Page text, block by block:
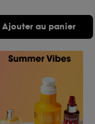
Ajouter au panier